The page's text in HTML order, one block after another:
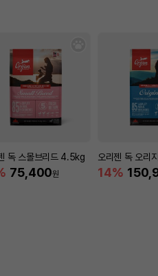
독 스몰브리드 4.5kg
75,400원
오리젠 독 오리
14%